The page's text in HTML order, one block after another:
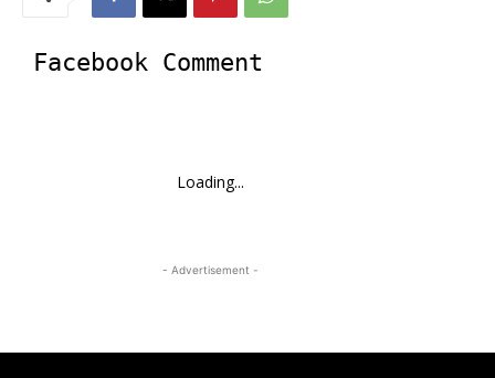
Facebook Comment
Loading...
- Advertisement -